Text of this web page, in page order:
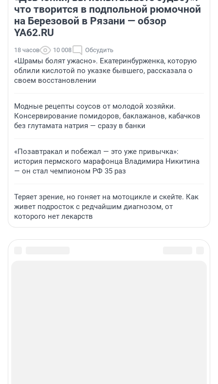
что творится в подпольной рюмочной
на Березовой в Рязани — обзор
YA62.RU
18 часов 10 008 Обсудить
«Шрамы болят ужасно». Екатеринбурженка, которую
облили кислотой по указке бывшего, рассказала о
своем восстановлении
Модные рецепты соусов от молодой хозяйки.
Консервирование помидоров, баклажанов, кабачков
без глутамата натрия — сразу в банки
«Позавтракал и побежал — это уже привычка»:
история пермского марафонца Владимира Никитина
— он стал чемпионом РФ 35 раз
Теряет зрение, но гоняет на мотоцикле и скейте. Как
живет подросток с редчайшим диагнозом, от
которого нет лекарств